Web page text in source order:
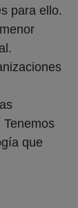
para ello.
que